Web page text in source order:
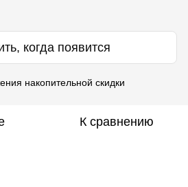
когда появится
накопительной скидки
К сравнению